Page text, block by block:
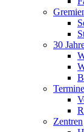
30
Zentren